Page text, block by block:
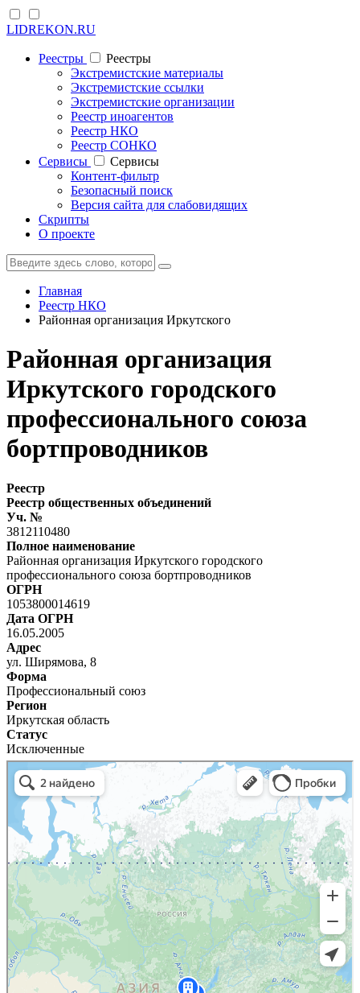
LIDREKON.RU
Реестры
Реестры
Экстремистские материалы
Экстремистские ссылки
Экстремистские организации
Реестр иноагентов
Реестр НКО
Реестр СОНКО
Cервисы
Cервисы
Контент-фильтр
Безопасный поиск
Версия сайта для слабовидящих
Скрипты
О проекте
Главная
Реестр НКО
Районная организация Иркутского
Районная организация
Иркутского городского
профессионального союза
бортпроводников
Реестр
Реестр общественных объединений
Уч. №
3812110480
Полное наименование
Районная организация Иркутского городского
профессионального союза бортпроводников
ОГРН
1053800014619
Дата ОГРН
16.05.2005
Адрес
ул. Ширямова, 8
Форма
Профессиональный союз
Регион
Иркутская область
Статус
Исключенные